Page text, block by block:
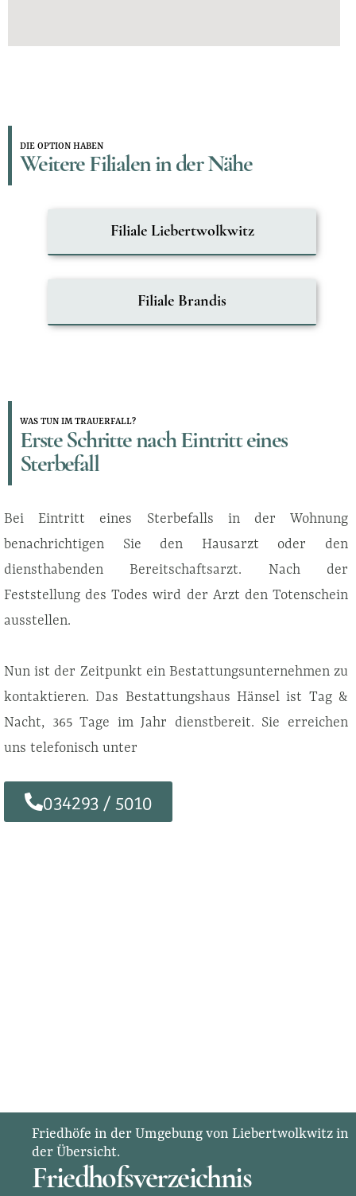
DIE OPTION HABEN
Weitere Filialen in der Nähe
Filiale Liebertwolkwitz
Filiale Brandis
WAS TUN IM TRAUERFALL?
Erste Schritte nach Eintritt eines
Sterbefall
Bei Eintritt eines Sterbefalls in der Wohnung
benachrichtigen Sie den Hausarzt oder den
diensthabenden Bereitschaftsarzt. Nach der
Feststellung des Todes wird der Arzt den Totenschein
ausstellen.
Nun ist der Zeitpunkt ein Bestattungsunternehmen zu
kontaktieren. Das Bestattungshaus Hänsel ist Tag &
Nacht, 365 Tage im Jahr dienstbereit. Sie erreichen
uns telefonisch unter
034293 / 5010
Friedhöfe in der Umgebung von Liebertwolkwitz in
der Übersicht.
Friedhofsverzeichnis